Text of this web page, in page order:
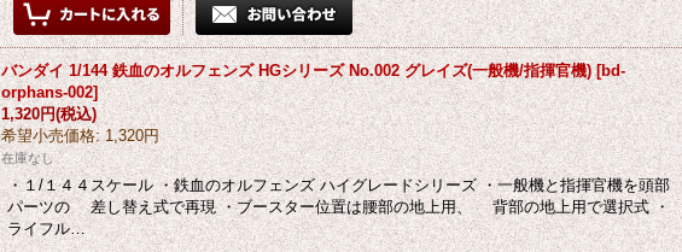
バンダイ 1/144 鉄血のオルフェンズ HGシリーズ No.002 グレイズ(一般機/指揮官機) [bd-
orphans-002]
1,320円(税込)
希望小売価格: 1,320円
在庫なし
・１/１４４スケール ・鉄血のオルフェンズ ハイグレードシリーズ ・一般機と指揮官機を頭部
パーツの 差し替え式で再現 ・ブースター位置は腰部の地上用、 背部の地上用で選択式 ・
ライフル…